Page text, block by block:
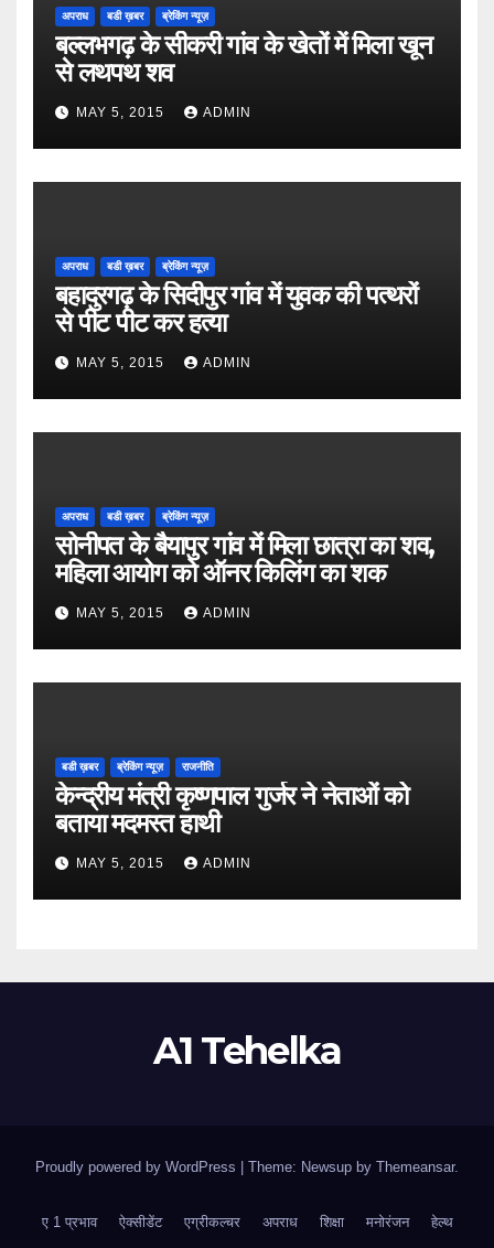
अपराध बडी ख़बर ब्रेकिंग न्यूज़
बल्लभगढ़ के सीकरी गांव के खेतों में मिला खून
से लथपथ शव
MAY 5, 2015 ADMIN
अपराध बडी ख़बर ब्रेकिंग न्यूज़
बहादुरगढ़ के सिदीपुर गांव में युवक की पत्थरों
से पीट पीट कर हत्या
MAY 5, 2015 ADMIN
अपराध बडी ख़बर ब्रेकिंग न्यूज़
सोनीपत के बैयापुर गांव में मिला छात्रा का शव,
महिला आयोग को ऑनर किलिंग का शक
MAY 5, 2015 ADMIN
बडी ख़बर ब्रेकिंग न्यूज़ राजनीति
केन्द्रीय मंत्री कृष्णपाल गुर्जर ने नेताओं को
बताया मदमस्त हाथी
MAY 5, 2015 ADMIN
A1 Tehelka
Proudly powered by WordPress Theme: Newsup by Themeansar.
ए 1 प्रभाव ऐक्सीडेंट एग्रीकल्चर अपराध शिक्षा मनोरंजन हेल्थ